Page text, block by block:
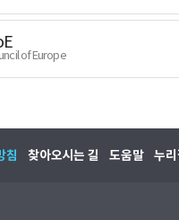
of Europe
침 찾아오시는 길 도움말 누리